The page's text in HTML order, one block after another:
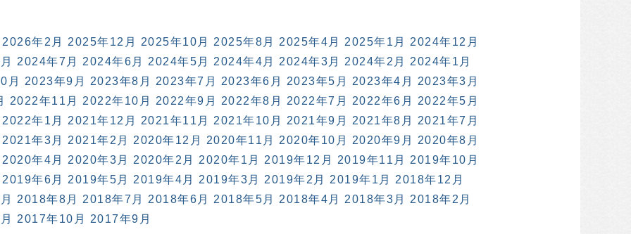
2026年2月 2025年12月 2025年10月 2025年8月 2025年4月 2025年1月
2024年12月
2024年7月 2024年6月 2024年5月 2024年4月 2024年3月 2024年2月
2024年1月
月 2023年9月 2023年8月 2023年7月 2023年6月 2023年5月 2023年4月
2023年3月
2022年11月 2022年10月 2022年9月 2022年8月 2022年7月 2022年6月
2022年5月
2022年1月 2021年12月 2021年11月 2021年10月 2021年9月 2021年8月
2021年7月
2021年3月 2021年2月 2020年12月 2020年11月 2020年10月 2020年9月
2020年8月
2020年4月 2020年3月 2020年2月 2020年1月 2019年12月 2019年11月
2019年10月
2019年6月 2019年5月 2019年4月 2019年3月 2019年2月 2019年1月
2018年12月
2018年8月 2018年7月 2018年6月 2018年5月 2018年4月 2018年3月
2018年2月
2017年10月 2017年9月